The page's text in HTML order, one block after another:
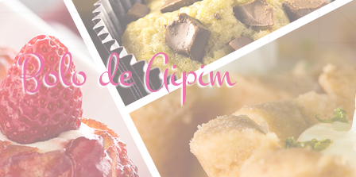
Bolo de Aipim